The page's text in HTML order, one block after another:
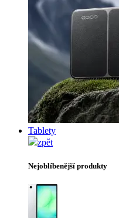
Tablety
zpět
Nejoblíbenější produkty